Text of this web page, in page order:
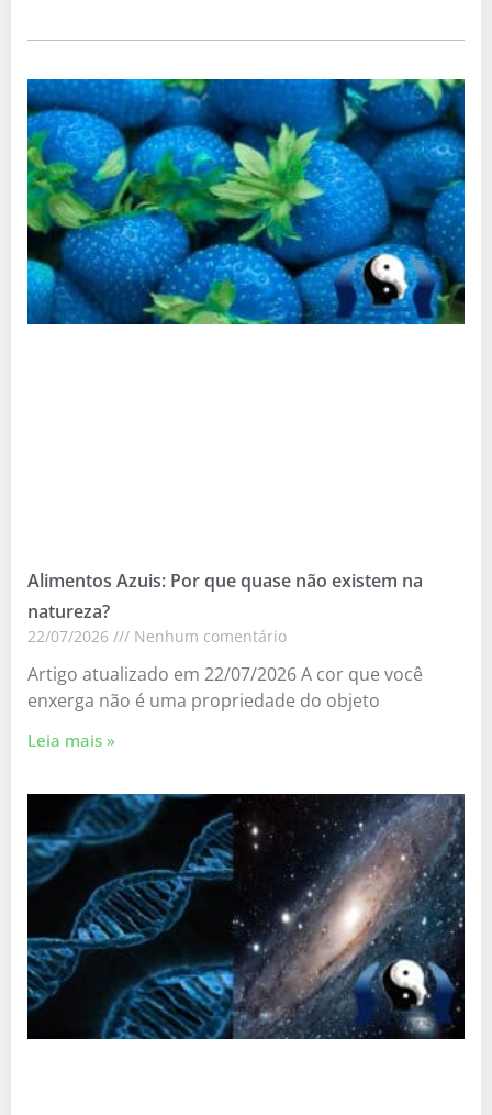
Alimentos Azuis: Por que quase não existem na
natureza?
22/07/2026 Nenhum comentário
Artigo atualizado em 22/07/2026 A cor que você
enxerga não é uma propriedade do objeto
Leia mais »